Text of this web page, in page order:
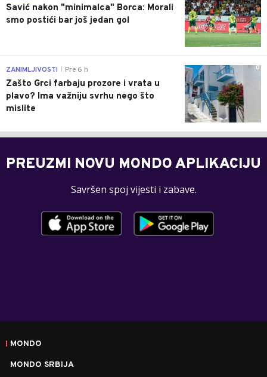
Savić nakon "minimalca" Borca: Morali
smo postići bar još jedan gol
0
ZANIMLJIVOSTI Pre 6 h
Zašto Grci farbaju prozore i vrata u
plavo? Ima važniju svrhu nego što
mislite
PREUZMI NOVU MONDO APLIKACIJU
Savršen spoj vijesti i zabave.
MONDO
MONDO SRBIJA